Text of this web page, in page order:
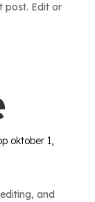
post. Edit or
oktober 1,
and